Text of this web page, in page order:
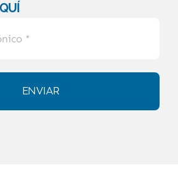
ENVIAR